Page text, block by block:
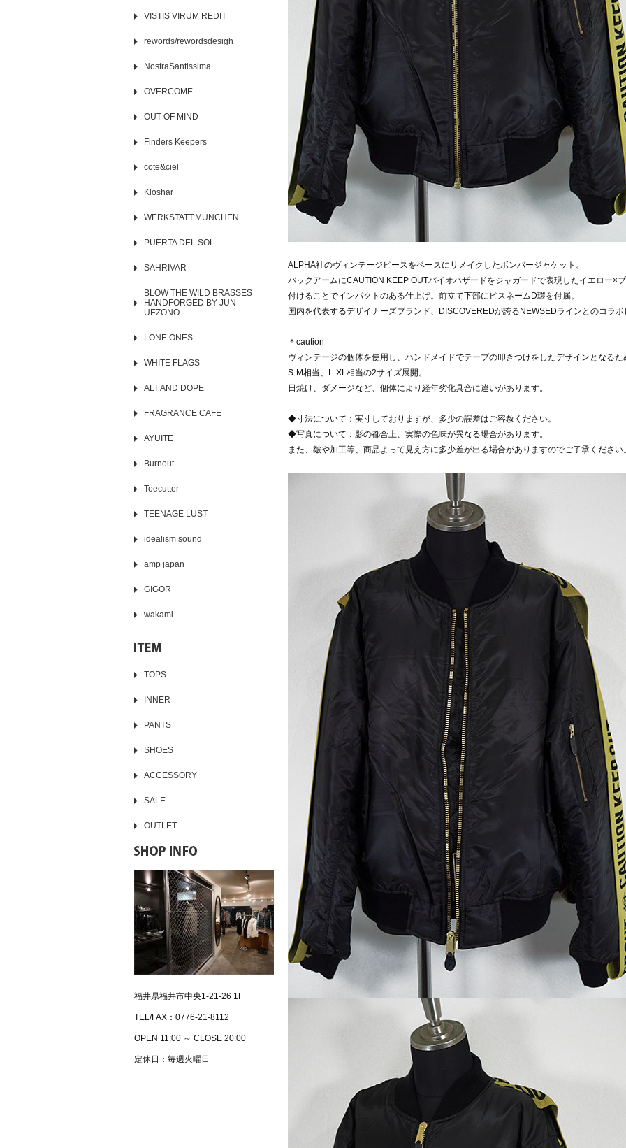
ALPHA社のヴィンテージピースをベースにリメイクしたボンバージャケット。
バックアームにCAUTION KEEP OUTバイオハザードをジャガードで表現したイエロー×
付けることでインパクトのある仕上げ。前立て下部にピスネームD環を付属。
国内を代表するデザイナーズブランド、DISCOVEREDが誇るNEWSEDラインとのコラ
＊caution
ヴィンテージの個体を使用し、ハンドメイドでテープの叩きつけをしたデザインとなる
S-M相当、L-XL相当の2サイズ展開。
日焼け、ダメージなど、個体により経年劣化具合に違いがあります。
◆寸法について：実寸しておりますが、多少の誤差はご容赦ください。
◆写真について：影の都合上、実際の色味が異なる場合があります。
また、皺や加工等、商品よって見え方に多少差が出る場合がありますのでご了承ください
VISTIS VIRUM REDIT
rewords/rewordsdesigh
NostraSantissima
OVERCOME
OUT OF MIND
Finders Keepers
cote&ciel
Kloshar
WERKSTATT:MÜNCHEN
PUERTA DEL SOL
SAHRIVAR
BLOW THE WILD BRASSES
HANDFORGED BY JUN
UEZONO
LONE ONES
WHITE FLAGS
ALT AND DOPE
FRAGRANCE CAFE
AYUITE
Burnout
Toecutter
TEENAGE LUST
idealism sound
amp japan
GIGOR
wakami
TOPS
INNER
PANTS
SHOES
ACCESSORY
SALE
OUTLET
福井県福井市中央1-21-26 1F
TEL/FAX：0776-21-8112
OPEN 11:00 ～ CLOSE 20:00
定休日：毎週火曜日